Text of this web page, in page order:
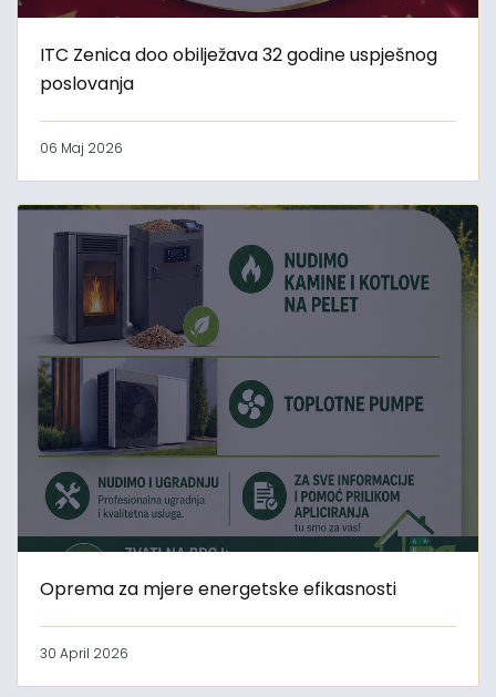
ITC Zenica doo obilježava 32 godine uspješnog
poslovanja
06 Maj 2026
Oprema za mjere energetske efikasnosti
30 April 2026